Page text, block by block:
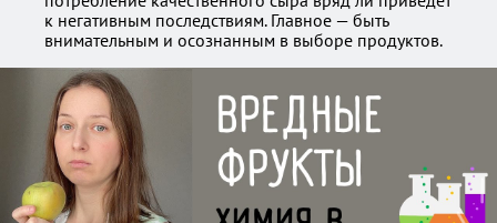
к негативным последствиям. Главное — быть
внимательным и осознанным в выборе продуктов.